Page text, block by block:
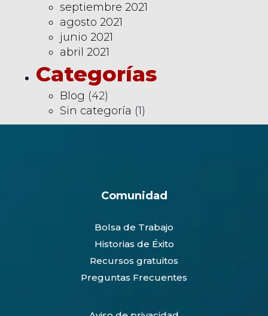
septiembre 2021
agosto 2021
junio 2021
abril 2021
Categorías
Blog (42)
Sin categoría (1)
Comunidad
Bolsa de Trabajo
Historias de Éxito
Recursos gratuitos
Preguntas Frecuentes